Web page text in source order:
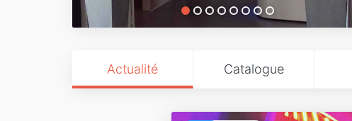
Actualité Catalogue